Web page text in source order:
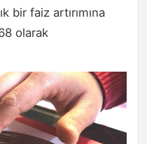
bir faiz artırımına
olarak